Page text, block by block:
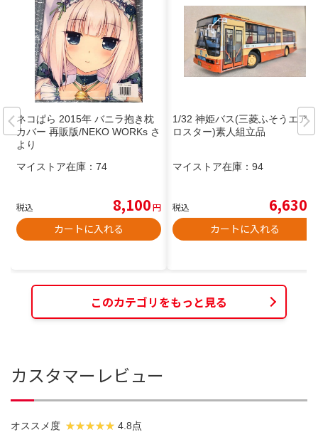
ネコぱら 2015年 バニラ抱き枕
カバー 再販版/NEKO WORKs さ
より
マイストア在庫： 74
税込 8,100円
カートに入れる
1/32 神姫バス(三菱ふそうエア
ロスター)素人組立品
マイストア在庫： 94
税込 6,630
カートに入れる
このカテゴリをもっと見る
カスタマーレビュー
オススメ度 4.8点